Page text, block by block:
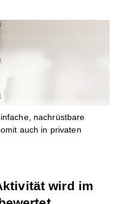
nachrüstbare
auch in privaten
wird im